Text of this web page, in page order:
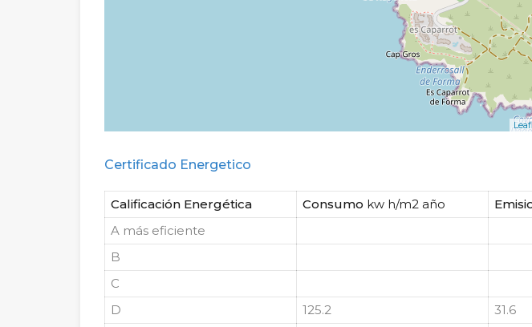
Certificado Energetico
Calificación Energética Consumo kw h/m2 año
A más eficiente
B
C
D
125.2
31.6